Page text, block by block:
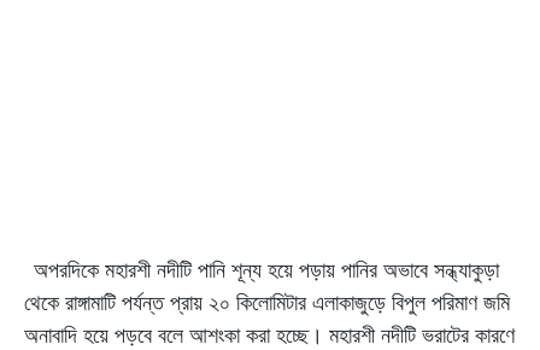
অপরদিকে মহারশী নদীটি পানি শূন্য হয়ে পড়ায় পানির অভাবে সন্ধ্যাকুড়া
থেকে রাঙ্গামাটি পর্যন্ত প্রায় ২০ কিলোমিটার এলাকাজুড়ে বিপুল পরিমাণ জমি
অনাবাদি হয়ে পড়বে বলে আশংকা করা হচ্ছে। মহারশী নদীটি ভরাটের কারণে